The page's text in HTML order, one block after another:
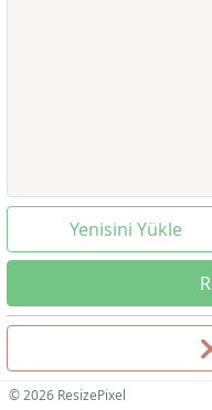
Yenisini Yükle
© 2026 ResizePixel